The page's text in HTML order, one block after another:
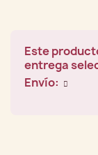
Este
entrega
Envío: